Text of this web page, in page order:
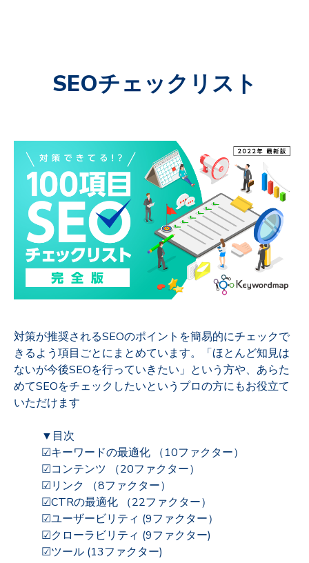
SEOチェックリスト
対策が推奨されるSEOのポイントを簡易的にチェックで
きるよう項目ごとにまとめています。「ほとんど知見は
ないが今後SEOを行っていきたい」という方や、あらた
めてSEOをチェックしたいというプロの方にもお役立て
いただけます
▼ 目次
☑キーワードの最適化 （10ファクター）
☑コンテンツ （20ファクター）
☑リンク （8ファクター）
☑CTRの最適化 （22ファクター）
☑ユーザービリティ (9ファクター）
☑クローラビリティ (9ファクター)
☑ツール (13ファクター)